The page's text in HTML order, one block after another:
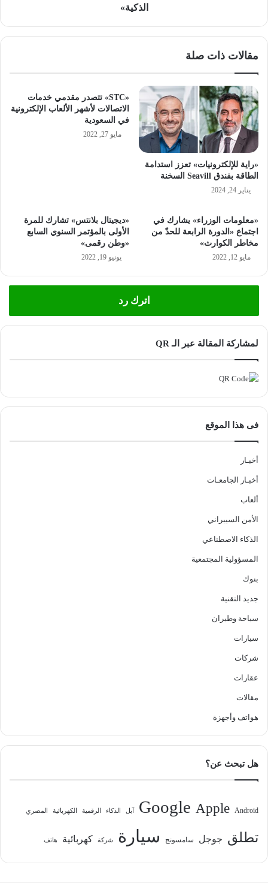
الذكية»
مقالات ذات صلة
«راية للإلكترونيات» تعزز استدامة
الطاقة بفندق Seavill السخنة
يناير 24, 2024
«STC» تتصدر مقدمي خدمات
الاتصالات لأشهر الألعاب الإلكترونية
في السعودية
مايو 27, 2022
«معلومات الوزراء» يشارك في
اجتماع «الدورة الرابعة للحدّ من
مخاطر الكوارث»
مايو 12, 2022
«ديجيتال بلانتس» تشارك للمرة
الأولى بالمؤتمر السنوي السابع
«وطن رقمى»
يونيو 19, 2022
اترك رد
لمشاركة المقالة عبر الـ QR
فى هذا الموقع
أخبـار
أخبـار الجامعـات
ألعاب
الأمن السيبراني
الذكاء الاصطناعي
المسؤولية المجتمعية
بنوك
جديد التقنية
سياحة وطيران
سيارات
شركات
عقارات
مقالات
هواتف وأجهزة
هل تبحث عن؟
Android
Apple
Google آبل الذكاء الرقمية الكهربائية المصري
تطلق جوجل سامسونج سيارة شركة كهربائية هاتف